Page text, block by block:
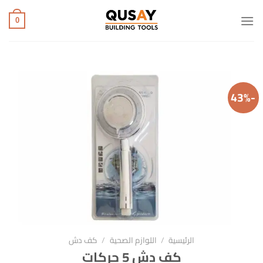
للمحتوى
0
-43%
الرئيسية / اللوازم الصحية / كف دش
كف دش 5 حركات